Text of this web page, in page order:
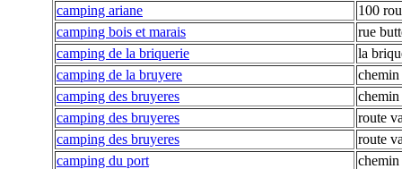
camping ariane
100
camping bois et marais
rue
camping de la briquerie
la
camping de la bruyere
camping des bruyeres
camping des bruyeres
route
camping des bruyeres
route
camping du port
chemin